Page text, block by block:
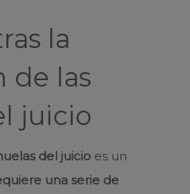
la
de las
juicio
del juicio es un
una serie de